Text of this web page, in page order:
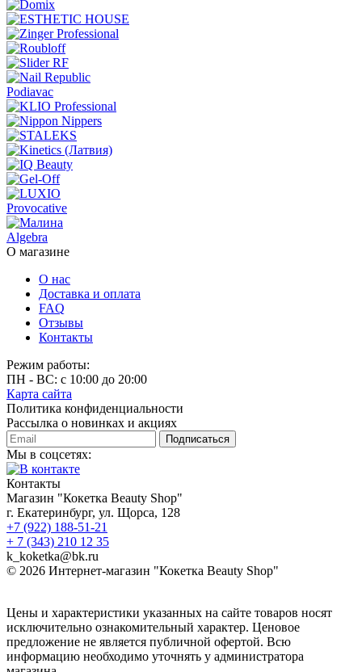
Podiavac
Provocative
Algebra
О магазине
О нас
Доставка и оплата
FAQ
Отзывы
Контакты
Режим работы:
ПН - ВС: с 10:00 до 20:00
Карта сайта
Политика конфиденциальности
Рассылка о новинках и акциях
Подписаться
Мы в соцсетях:
Контакты
Магазин "Кокетка Beauty Shop"
г. Екатеринбург, ул. Щорса, 128
+7 (922) 188-51-21
+ 7 (343) 210 12 35
k_koketka@bk.ru
© 2026 Интернет-магазин "Кокетка Beauty Shop"
Цены и характеристики указанных на сайте товаров носят
исключительно ознакомительный характер. Ценовое
предложение не является публичной офертой. Всю
информацию необходимо уточнять у администратора